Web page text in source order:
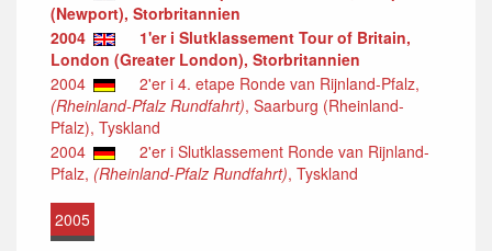
(Newport), Storbritannien
2004
1'er i Slutklassement Tour of Britain,
London (Greater London), Storbritannien
2004
2'er i 4. etape Ronde van Rijnland-Pfalz,
(Rheinland-Pfalz Rundfahrt), Saarburg (Rheinland-
Pfalz), Tyskland
2004
2'er i Slutklassement Ronde van Rijnland-
Pfalz, (Rheinland-Pfalz Rundfahrt), Tyskland
2005